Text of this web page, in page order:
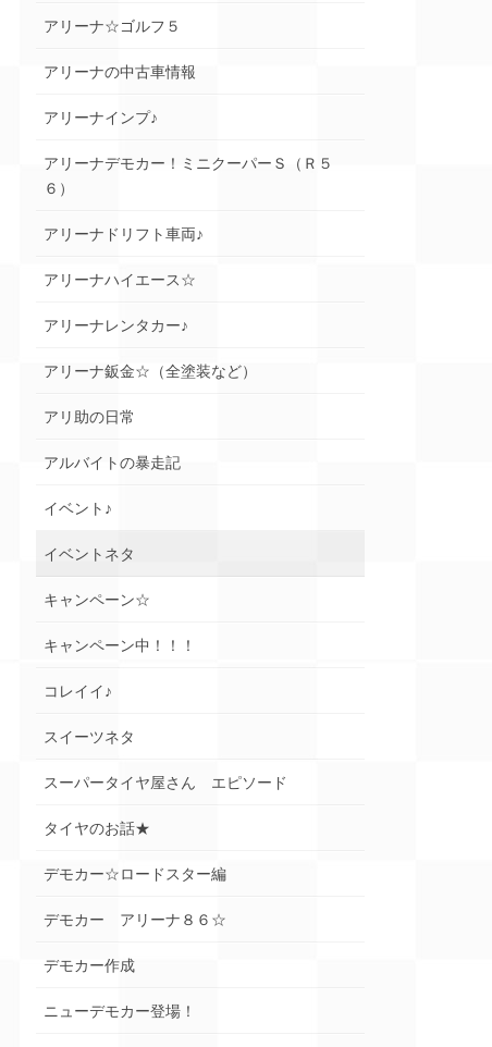
アリーナ☆ゴルフ５
アリーナの中古車情報
アリーナインプ♪
アリーナデモカー！ミニクーパーＳ（Ｒ５
６）
アリーナドリフト車両♪
アリーナハイエース☆
アリーナレンタカー♪
アリーナ鈑金☆（全塗装など）
アリ助の日常
アルバイトの暴走記
イベント♪
イベントネタ
キャンペーン☆
キャンペーン中！！！
コレイイ♪
スイーツネタ
スーパータイヤ屋さん エピソード
タイヤのお話★
デモカー☆ロードスター編
デモカー アリーナ８６☆
デモカー作成
ニューデモカー登場！